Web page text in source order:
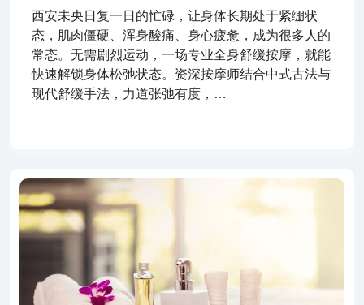
西安未央日复一日的忙碌，让身体长期处于紧绷状
态，肌肉僵硬、浑身酸痛、身心疲惫，成为很多人的
常态。无需剧烈运动，一场专业全身舒缓按摩，就能
快速解锁身体松弛状态。资深按摩师结合中式古法与
现代舒缓手法，力道张弛有度，…